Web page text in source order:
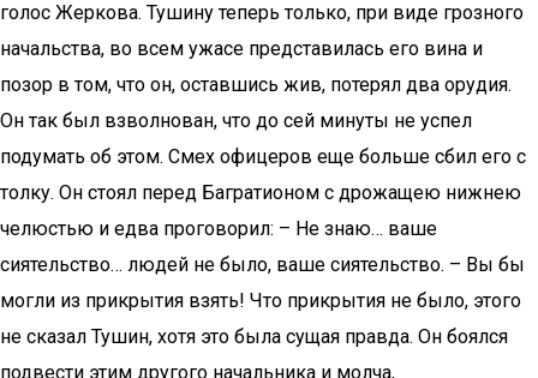
голос Жеркова. Тушину теперь только, при виде грозного
начальства, во всем ужасе представилась его вина и
позор в том, что он, оставшись жив, потерял два орудия.
Он так был взволнован, что до сей минуты не успел
подумать об этом. Смех офицеров еще больше сбил его с
толку. Он стоял перед Багратионом с дрожащею нижнею
челюстью и едва проговорил: – Не знаю… ваше
сиятельство… людей не было, ваше сиятельство. – Вы бы
могли из прикрытия взять! Что прикрытия не было, этого
не сказал Тушин, хотя это была сущая правда. Он боялся
подвести этим другого начальника и молча,